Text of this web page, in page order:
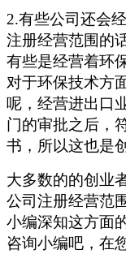
2.有些公司还会
注册经营范围的
有些是经营着环
对于环保技术方
呢，经营进出口
门的审批之后，
书，所以这也是
大多数的的创业
公司注册经营范
小编深知这方面
咨询小编吧，在